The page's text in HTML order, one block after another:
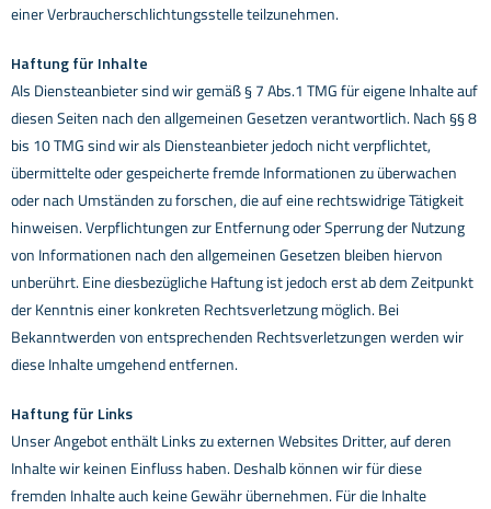
einerVerbraucherschlichtungsstelle teilzunehmen.
Haftung für Inhalte
Als Diensteanbieter sind wir gemäß § 7 Abs.1 TMG für eigene Inhalte auf
diesen Seiten nach denallgemeinen Gesetzen verantwortlich. Nach §§ 8
bis 10 TMG sind wir als Diensteanbieter jedoch nichtverpflichtet,
übermittelte oder gespeicherte fremde Informationen zu überwachen
oder nach Umständen zuforschen, die auf eine rechtswidrige Tätigkeit
hinweisen.Verpflichtungen zur Entfernung oder Sperrung der Nutzung
von Informationen nach den allgemeinenGesetzen bleiben hiervon
unberührt. Eine diesbezügliche Haftung ist jedoch erst ab dem Zeitpunkt
derKenntnis einer konkreten Rechtsverletzung möglich. Bei
Bekanntwerden von entsprechenden Rechtsverletzungen werden wir
diese Inhalte umgehend entfernen.
Haftung für Links
Unser Angebot enthält Links zu externen Websites Dritter, auf deren
Inhalte wir keinen Einfluss haben.Deshalb können wir für diese
fremden Inhalte auch keine Gewähr übernehmen. Für die Inhalte